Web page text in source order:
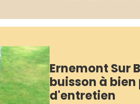
Ernemont Sur
buisson à
d'entretien